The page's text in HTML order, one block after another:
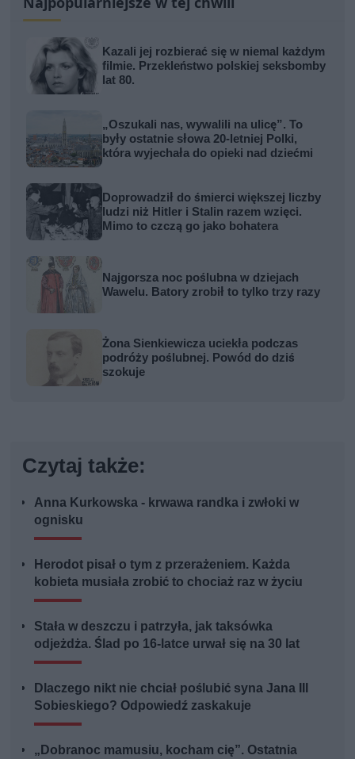
Kazali jej rozbierać się w niemal każdym
filmie. Przekleństwo polskiej seksbomby
lat 80.
„Oszukali nas, wywalili na ulicę”. To
były ostatnie słowa 20-letniej Polki,
która wyjechała do opieki nad dziećmi
Doprowadził do śmierci większej liczby
ludzi niż Hitler i Stalin razem wzięci.
Mimo to czczą go jako bohatera
Najgorsza noc poślubna w dziejach
Wawelu. Batory zrobił to tylko trzy razy
Żona Sienkiewicza uciekła podczas
podróży poślubnej. Powód do dziś
szokuje
Czytaj także:
Anna Kurkowska - krwawa randka i zwłoki w
ognisku
Herodot pisał o tym z przerażeniem. Każda
kobieta musiała zrobić to chociaż raz w życiu
Stała w deszczu i patrzyła, jak taksówka
odjeżdża. Ślad po 16-latce urwał się na 30 lat
Dlaczego nikt nie chciał poślubić syna Jana III
Sobieskiego? Odpowiedź zaskakuje
„Dobranoc mamusiu, kocham cię”. Ostatnia